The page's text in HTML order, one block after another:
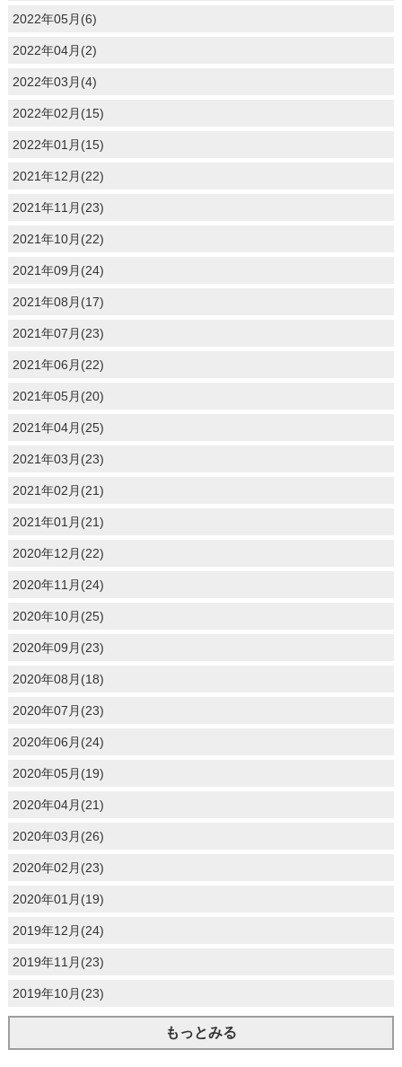
2022年05月(6)
2022年04月(2)
2022年03月(4)
2022年02月(15)
2022年01月(15)
2021年12月(22)
2021年11月(23)
2021年10月(22)
2021年09月(24)
2021年08月(17)
2021年07月(23)
2021年06月(22)
2021年05月(20)
2021年04月(25)
2021年03月(23)
2021年02月(21)
2021年01月(21)
2020年12月(22)
2020年11月(24)
2020年10月(25)
2020年09月(23)
2020年08月(18)
2020年07月(23)
2020年06月(24)
2020年05月(19)
2020年04月(21)
2020年03月(26)
2020年02月(23)
2020年01月(19)
2019年12月(24)
2019年11月(23)
2019年10月(23)
もっとみる